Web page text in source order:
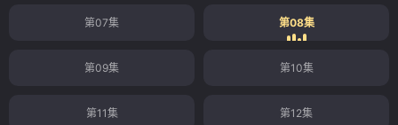
第07集 第08集
第09集 第10集
第11集 第12集